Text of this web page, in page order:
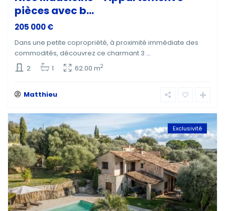
pièces avec b...
205 000 €
Dans une petite copropriété, à proximité immédiate des
commodités, découvrez ce charmant 3 ...
2
1 62.00 m2
Matthieu
Exclusivité